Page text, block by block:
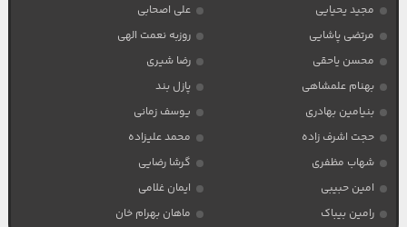
مجید یحیایی
علی اصحابی
مرتضی پاشایی
روزبه نعمت الهی
محسن یاحقی
رضا شیری
بهنام علمشاهی
پازل بند
بنیامین بهادری
یوسف زمانی
حجت اشرف زاده
محمد علیزاده
شهاب مظفری
گرشا رضایی
امین حبیبی
ایمان غلامی
رامین بیباک
ماهان بهرام خان